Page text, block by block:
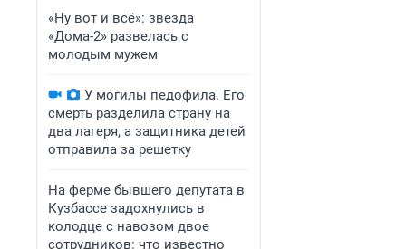
«Ну вот и всё»: звезда
«Дома-2» развелась с
молодым мужем
У могилы педофила. Его
смерть разделила страну на
два лагеря, а защитника детей
отправила за решетку
На ферме бывшего депутата в
Кузбассе задохнулись в
колодце с навозом двое
сотрудников: что известно